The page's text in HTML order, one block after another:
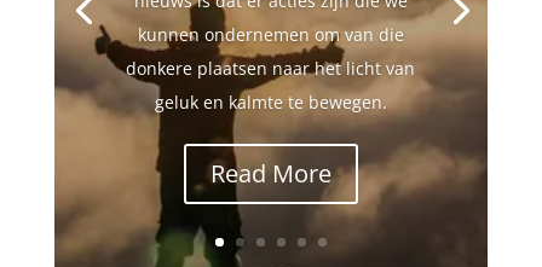
kunnen ondernemen om van die
donkere plaatsen naar het licht van
geluk en kalmte te bewegen.
Read More